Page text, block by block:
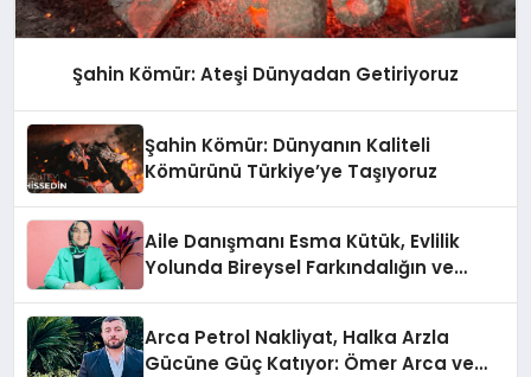
Şahin Kömür: Ateşi Dünyadan Getiriyoruz
Şahin Kömür: Dünyanın Kaliteli
Kömürünü Türkiye’ye Taşıyoruz
Aile Danışmanı Esma Kütük, Evlilik
Yolunda Bireysel Farkındalığın ve
Arca Petrol Nakliyat, Halka Arzla
Gücüne Güç Katıyor: Ömer Arca ve